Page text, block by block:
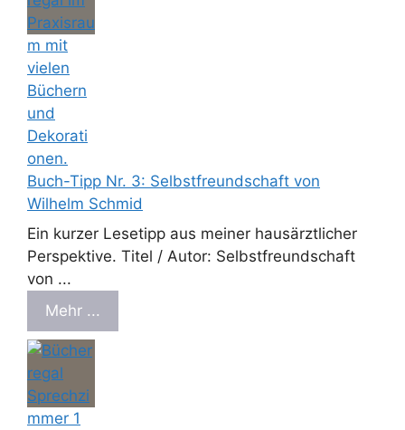
Buch-Tipp Nr. 3: Selbstfreundschaft von
Wilhelm Schmid
Ein kurzer Lesetipp aus meiner hausärztlicher
Perspektive. Titel / Autor: Selbstfreundschaft
von ...
Mehr ...